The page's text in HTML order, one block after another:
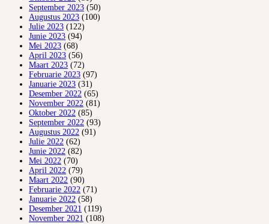
September 2023 (50)
Augustus 2023 (100)
Julie 2023 (122)
Junie 2023 (94)
Mei 2023 (68)
April 2023 (56)
Maart 2023 (72)
Februarie 2023 (97)
Januarie 2023 (31)
Desember 2022 (65)
November 2022 (81)
Oktober 2022 (85)
September 2022 (93)
Augustus 2022 (91)
Julie 2022 (62)
Junie 2022 (82)
Mei 2022 (70)
April 2022 (79)
Maart 2022 (90)
Februarie 2022 (71)
Januarie 2022 (58)
Desember 2021 (119)
November 2021 (108)